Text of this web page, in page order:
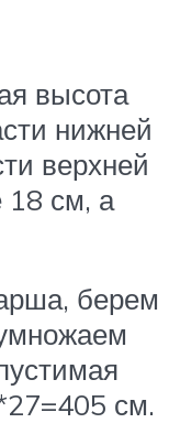
высота
нижней
верхней
18 см, а
берем
см.